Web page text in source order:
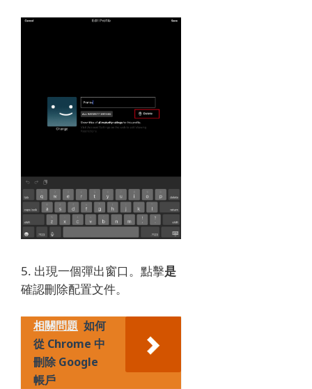
5. 出現一個彈出窗口。 點擊是
確認刪除配置文件。
相關問題 如何
從 Chrome 中
刪除 Google
帳戶